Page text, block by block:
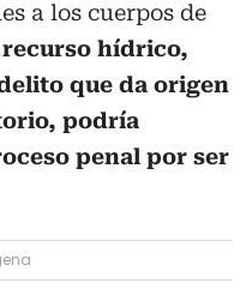
a los cuerpos de
hídrico,
que da origen
podría
penal por ser